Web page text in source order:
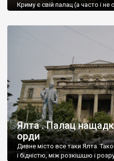
Криму є свій палац (а часто і не
Ялта . Палац
орди
Дивне місто все таки Ялта.
і бідністю, між розкішшю і